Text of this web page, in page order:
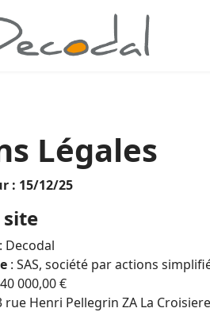
Légales
: 15/12/25
site
: Decodal
: SAS, société par actions
000,00 €
rue Henri Pellegrin ZA La